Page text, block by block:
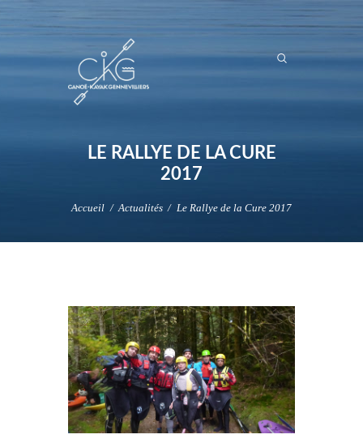
LE RALLYE DE LA CURE
2017
Accueil Actualités Le Rallye de la Cure 2017